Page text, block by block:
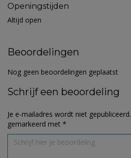
Openingstijden
Altijd open
Beoordelingen
Nog geen beoordelingen geplaatst
Schrijf een beoordeling
Je e-mailadres wordt niet gepubliceerd.
gemarkeerd met *